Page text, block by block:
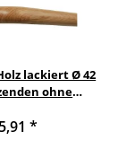
lackiert Ø 42
ohne
*